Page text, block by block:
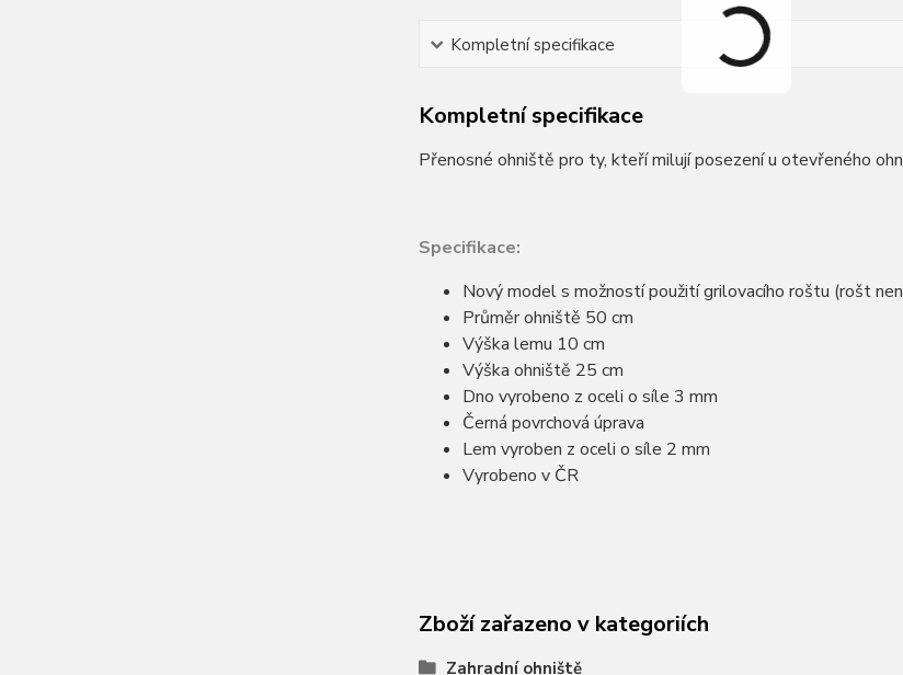
Kompletní specifikace
Kompletní specifikace
Přenosné ohniště pro ty, kteří milují posezení u otevřeného
Specifikace:
Nový model s možností použití grilovacího roštu (rošt
Průměr ohniště 50 cm
Výška lemu 10 cm
Výška ohniště 25 cm
Dno vyrobeno z oceli o síle 3 mm
Černá povrchová úprava
Lem vyroben z oceli o síle 2 mm
Vyrobeno v ČR
Zboží zařazeno v kategoriích
Zahradní ohniště